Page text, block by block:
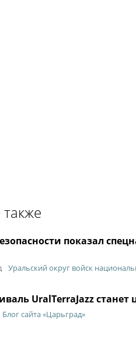
показал
Уральский округ войск
UralTerraJazz
Блог сайта «Царьград»